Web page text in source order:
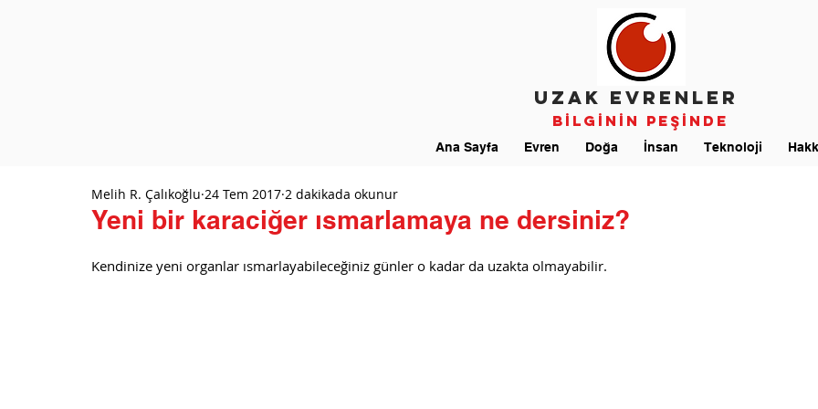
UZAK EVRENLER
Bİlgİnİn Peşİnde
Ana Sayfa Evren Doğa İnsan Teknoloji
Yeni bir karaciğer ısmarlamaya ne dersiniz?
Melih R. Çalıkoğlu 24 Tem 2017 2 dakikada okunur
Kendinize yeni organlar ısmarlayabileceğiniz günler o kadar da uzakta olmayabilir.